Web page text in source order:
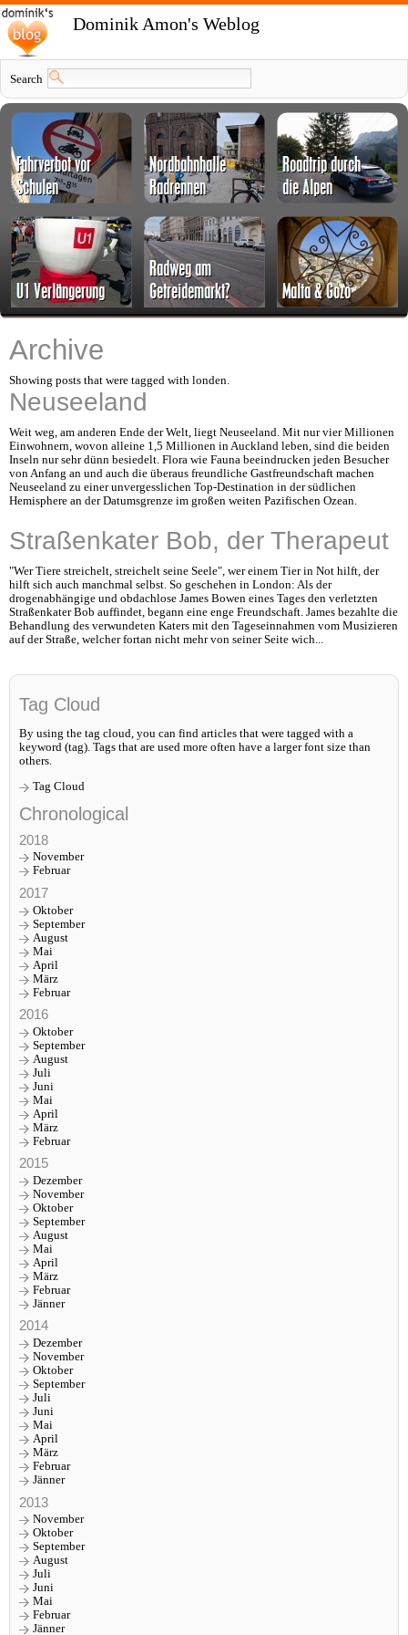
Dominik Amon's Weblog
Search
Archive
Showing posts that were tagged with londen.
Neuseeland
Weit weg, am anderen Ende der Welt, liegt Neuseeland. Mit nur vier Millionen
Einwohnern, wovon alleine 1,5 Millionen in Auckland leben, sind die beiden
Inseln nur sehr dünn besiedelt. Flora wie Fauna beeindrucken jeden Besucher
von Anfang an und auch die überaus freundliche Gastfreundschaft machen
Neuseeland zu einer unvergesslichen Top-Destination in der südlichen
Hemisphere an der Datumsgrenze im großen weiten Pazifischen Ozean.
Straßenkater Bob, der Therapeut
"Wer Tiere streichelt, streichelt seine Seele", wer einem Tier in Not hilft, der
hilft sich auch manchmal selbst. So geschehen in London: Als der
drogenabhängige und obdachlose James Bowen eines Tages den verletzten
Straßenkater Bob auffindet, begann eine enge Freundschaft. James bezahlte die
Behandlung des verwundeten Katers mit den Tageseinnahmen vom Musizieren
auf der Straße, welcher fortan nicht mehr von seiner Seite wich...
Tag Cloud
By using the tag cloud, you can find articles that were tagged with a
keyword (tag). Tags that are used more often have a larger font size than
others.
Tag Cloud
Chronological
2018
November
Februar
2017
Oktober
September
August
Mai
April
März
Februar
2016
Oktober
September
August
Juli
Juni
Mai
April
März
Februar
2015
Dezember
November
Oktober
September
August
Mai
April
März
Februar
Jänner
2014
Dezember
November
Oktober
September
Juli
Juni
Mai
April
März
Februar
Jänner
2013
November
Oktober
September
August
Juli
Juni
Mai
Februar
Jänner